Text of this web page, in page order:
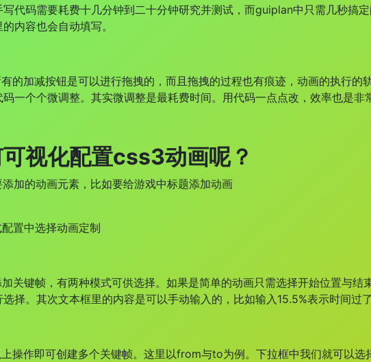
写代码需要耗费十几分钟到二十分钟研究并测试，而guiplan中只需几秒搞
内容也会自动填写。
减按钮是可以进行拖拽的，而且拖拽的过程也有痕迹，动画的执行的
一个个微调整。其实微调整是最耗费时间。用代码一点点改，效率也是非
视化配置css3动画呢？
添加的动画元素，比如要给游戏中标题添加动画
置中选择动画定制
关键帧，有两种模式可供选择。如果是简单的动画只需选择开始位置与结
择。其次文本框里的内容是可以手动输入的，比如输入15.5%表示时间过
操作即可创建多个关键帧。这里以from与to为例。下拉框中我们就可以选